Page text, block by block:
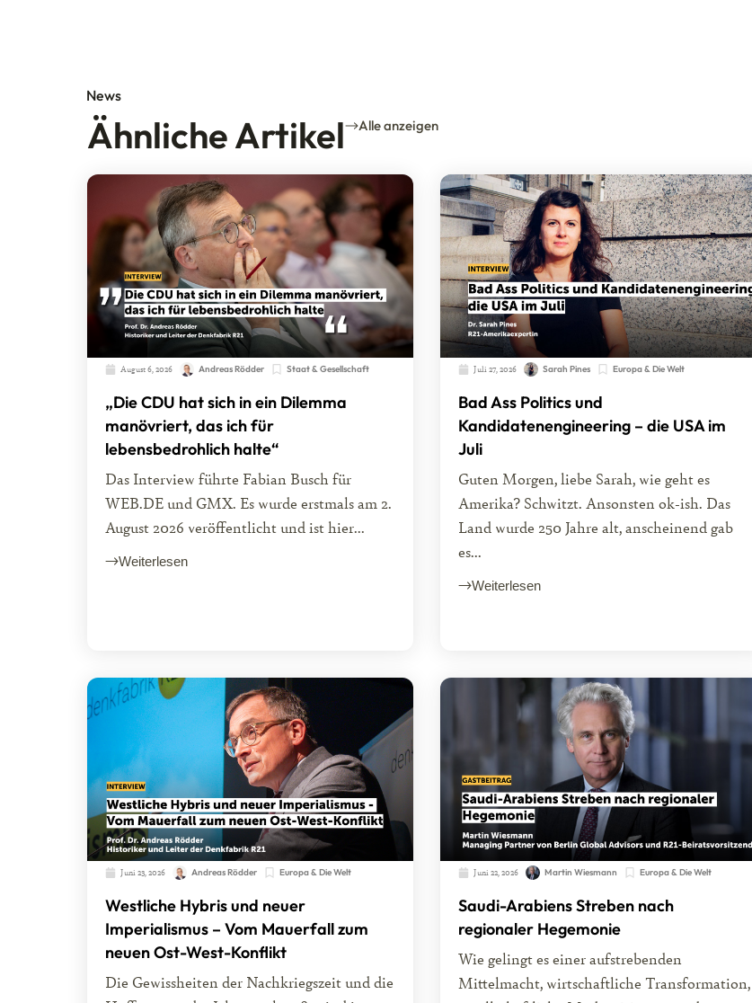
News
Ähnliche Artikel Alle anzeigen
August 6, 2026 Andreas Rödder Staat & Gesellschaft
„Die CDU hat sich in ein Dilemma
manövriert, das ich für
lebensbedrohlich halte“
Das Interview führte Fabian Busch für
WEB.DE und GMX. Es wurde erstmals am 2.
August 2026 veröffentlicht und ist hier...
Weiterlesen
Juli 27, 2026 Sarah Pines Europa & Die Welt
Bad Ass Politics und
Kandidatenengineering – die USA im
Juli
Guten Morgen, liebe Sarah, wie geht es
Amerika? Schwitzt. Ansonsten ok-ish. Das
Land wurde 250 Jahre alt, anscheinend gab
es...
Weiterlesen
Juni 23, 2026 Andreas Rödder Europa & Die Welt
Westliche Hybris und neuer
Imperialismus – Vom Mauerfall zum
neuen Ost-West-Konflikt
Die Gewissheiten der Nachkriegszeit und die
Juni 22, 2026 Martin Wiesmann Europa & Die Welt
Saudi-Arabiens Streben nach
regionaler Hegemonie
Wie gelingt es einer aufstrebenden
Mittelmacht, wirtschaftliche Transformation,